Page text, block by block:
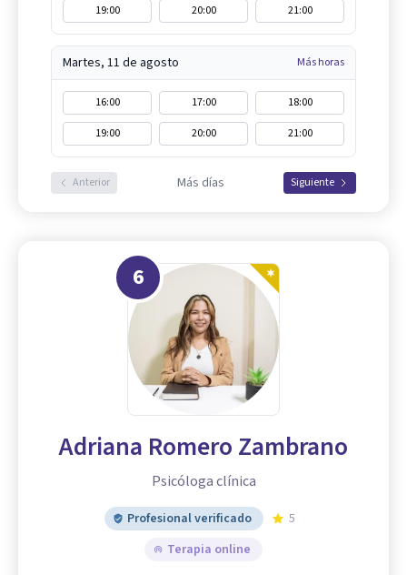
19:00 20:00 21:00
Martes, 11 de agosto Más horas
16:00 17:00
18:00
19:00
20:00 21:00
Anterior Más días Siguiente
6
Adriana Romero Zambrano
Psicóloga clínica
Profesional verificado
5
Terapia online